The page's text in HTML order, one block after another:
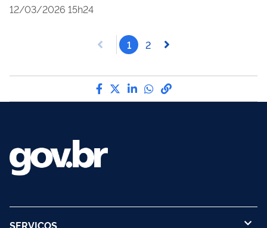
12/03/2026 15h24
1 2
Compartilhe por Facebook
Compartilhe por Twitter
Compartilhe por
Compartilhe por
link para Copiar
SERVIÇOS